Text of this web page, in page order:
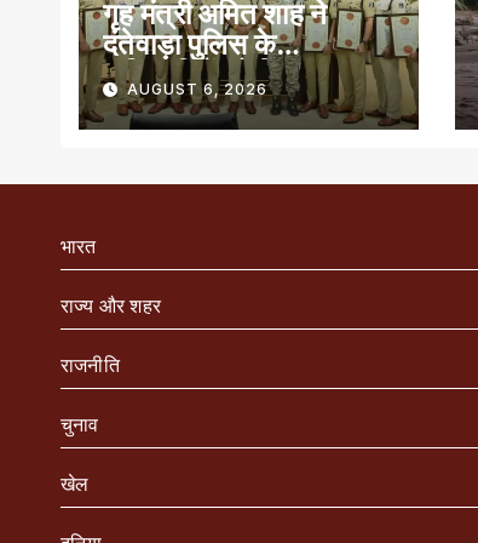
गृह मंत्री अमित शाह ने
दंतेवाड़ा पुलिस के
अधिकारियों को किया
सम्मानित
AUGUST 6, 2026
भारत
राज्य और शहर
राजनीति
चुनाव
खेल